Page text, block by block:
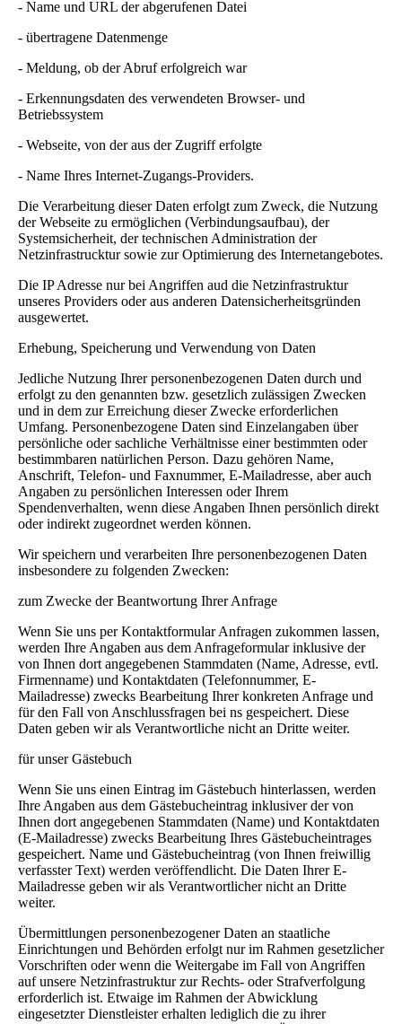
- Name und URL der abgerufenen Datei
- übertragene Datenmenge
- Meldung, ob der Abruf erfolgreich war
- Erkennungsdaten des verwendeten Browser- und
Betriebssystem
- Webseite, von der aus der Zugriff erfolgte
- Name Ihres Internet-Zugangs-Providers.
Die Verarbeitung dieser Daten erfolgt zum Zweck, die Nutzung
der Webseite zu ermöglichen (Verbindungsaufbau), der
Systemsicherheit, der technischen Administration der
Netzinfrastrucktur sowie zur Optimierung des Internetangebotes.
Die IP Adresse nur bei Angriffen aud die Netzinfrastruktur
unseres Providers oder aus anderen Datensicherheitsgründen
ausgewertet.
Erhebung, Speicherung und Verwendung von Daten
Jedliche Nutzung Ihrer personenbezogenen Daten durch und
erfolgt zu den genannten bzw. gesetzlich zulässigen Zwecken
und in dem zur Erreichung dieser Zwecke erforderlichen
Umfang. Personenbezogene Daten sind Einzelangaben über
persönliche oder sachliche Verhältnisse einer bestimmten oder
bestimmbaren natürlichen Person. Dazu gehören Name,
Anschrift, Telefon- und Faxnummer, E-Mailadresse, aber auch
Angaben zu persönlichen Interessen oder Ihrem
Spendenverhalten, wenn diese Angaben Ihnen persönlich direkt
oder indirekt zugeordnet werden können.
Wir speichern und verarbeiten Ihre personenbezogenen Daten
insbesondere zu folgenden Zwecken:
zum Zwecke der Beantwortung Ihrer Anfrage
Wenn Sie uns per Kontaktformular Anfragen zukommen lassen,
werden Ihre Angaben aus dem Anfrageformular inklusive der
von Ihnen dort angegebenen Stammdaten (Name, Adresse, evtl.
Firmenname) und Kontaktdaten (Telefonnummer, E-
Mailadresse) zwecks Bearbeitung Ihrer konkreten Anfrage und
für den Fall von Anschlussfragen bei ns gespeichert. Diese
Daten geben wir als Verantwortliche nicht an Dritte weiter.
für unser Gästebuch
Wenn Sie uns einen Eintrag im Gästebuch hinterlassen, werden
Ihre Angaben aus dem Gästebucheintrag inklusiver der von
Ihnen dort angegebenen Stammdaten (Name) und Kontaktdaten
(E-Mailadresse) zwecks Bearbeitung Ihres Gästebucheintrages
gespeichert. Name und Gästebucheintrag (von Ihnen freiwillig
verfasster Text) werden veröffendlicht. Die Daten Ihrer E-
Mailadresse geben wir als Verantwortlicher nicht an Dritte
weiter.
Übermittlungen personenbezogener Daten an staatliche
Einrichtungen und Behörden erfolgt nur im Rahmen gesetzlicher
Vorschriften oder wenn die Weitergabe im Fall von Angriffen
auf unsere Netzinfrastruktur zur Rechts- oder Strafverfolgung
erforderlich ist. Etwaige im Rahmen der Abwicklung
eingesetzter Dienstleister erhalten lediglich die zu ihrer